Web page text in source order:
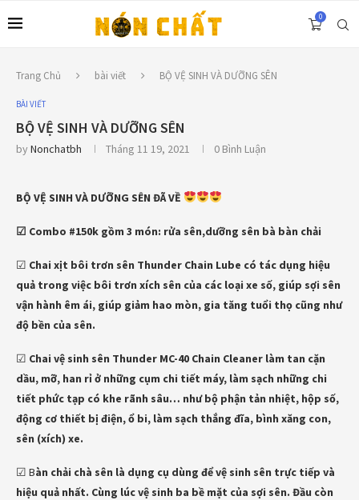
0
Trang Chủ bài viết BỘ VỆ SINH VÀ DƯỠNG SÊN
BÀI VIẾT
BỘ VỆ SINH VÀ DƯỠNG SÊN
by Nonchatbh Tháng 11 19, 2021 0 Bình Luận
BỘ VỆ SINH VÀ DƯỠNG SÊN ĐÃ VỀ
☑ Combo #150k gồm 3 món: rửa sên,dưỡng sên bà bàn chải
☑ Chai xịt bôi trơn sên Thunder Chain Lube có tác dụng hiệu
quả trong việc bôi trơn xích sên của các loại xe số, giúp sợi sên
vận hành êm ái, giúp giảm hao mòn, gia tăng tuổi thọ cũng như
độ bền của sên.
☑ Chai vệ sinh sên Thunder MC-40 Chain Cleaner làm tan cặn
dầu, mỡ, han rỉ ở những cụm chi tiết máy, làm sạch những chi
tiết phức tạp có khe rãnh sâu… như bộ phận tản nhiệt, hộp số,
động cơ thiết bị điện, ổ bi, làm sạch thắng đĩa, bình xăng con,
sên (xích) xe.
☑ Bàn chải chà sên là dụng cụ dùng để vệ sinh sên trực tiếp và
hiệu quả nhất. Cùng lúc vệ sinh ba bề mặt của sợi sên. Đầu còn